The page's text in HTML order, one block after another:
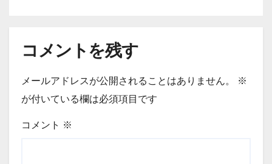
コメントを残す
メールアドレスが公開されることはありません。
※
が付いている欄は必須項目です
コメント ※